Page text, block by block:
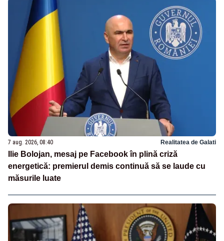
7 aug. 2026, 08:40 Realitatea de Galati
Ilie Bolojan, mesaj pe Facebook în plină criză
energetică: premierul demis continuă să se laude cu
măsurile luate